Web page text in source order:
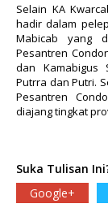
Selain KA
hadir dalam
Mabicab yang
Pesantren
dan Kamabigus
Putrra dan Putri.
Pesantren
diajang tingkat
Suka Tulisan
Google+